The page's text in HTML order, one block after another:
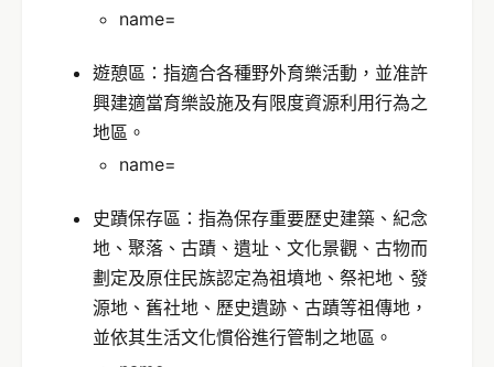
name=
遊憩區：指適合各種野外育樂活動，並准許
興建適當育樂設施及有限度資源利用行為之
地區。
name=
史蹟保存區：指為保存重要歷史建築、紀念
地、聚落、古蹟、遺址、文化景觀、古物而
劃定及原住民族認定為祖墳地、祭祀地、發
源地、舊社地、歷史遺跡、古蹟等祖傳地，
並依其生活文化慣俗進行管制之地區。